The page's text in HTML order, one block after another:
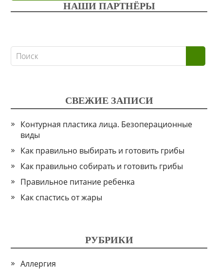
НАШИ ПАРТНЁРЫ
СВЕЖИЕ ЗАПИСИ
Контурная пластика лица. Безоперационные
виды
Как правильно выбирать и готовить грибы
Как правильно собирать и готовить грибы
Правильное питание ребенка
Как спастись от жары
РУБРИКИ
Аллергия